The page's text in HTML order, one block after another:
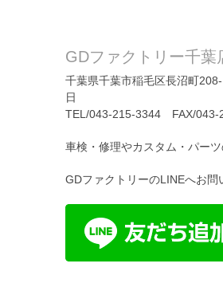
GDファクトリー千葉
千葉県千葉市稲毛区長沼町
日
TEL/043-215-3344 FAX/043-
車検・修理やカスタム・パー
GDファクトリーのLINEへお問